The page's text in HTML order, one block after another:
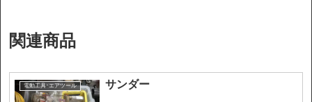
関連商品
電動工具･エアツール サンダー